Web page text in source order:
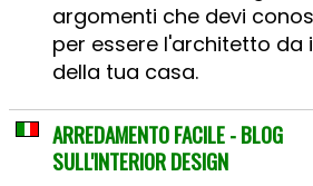
argomenti che devi
per essere l'architetto da
della tua casa.
ARREDAMENTO FACILE - BLOG
SULL'INTERIOR DESIGN